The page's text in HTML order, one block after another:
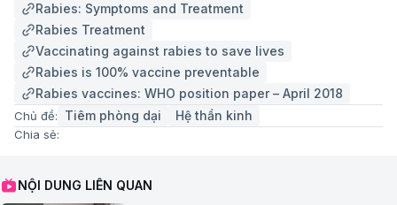
Rabies: Symptoms and Treatment
Rabies Treatment
Vaccinating against rabies to save lives
Rabies is 100% vaccine preventable
Rabies vaccines: WHO position paper – April 2018
Chủ đề: Tiêm phòng dại Hệ thần kinh
Chia sẻ:
NỘI DUNG LIÊN QUAN